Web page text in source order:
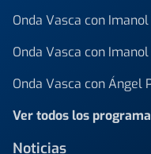
Onda Vasca con
Onda Vasca con
Onda Vasca con Ángel
Ver todos los
Noticias